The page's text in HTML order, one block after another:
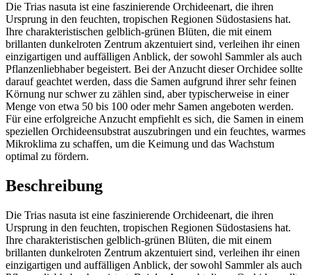
Die Trias nasuta ist eine faszinierende Orchideenart, die ihren
Ursprung in den feuchten, tropischen Regionen Südostasiens hat.
Ihre charakteristischen gelblich-grünen Blüten, die mit einem
brillanten dunkelroten Zentrum akzentuiert sind, verleihen ihr einen
einzigartigen und auffälligen Anblick, der sowohl Sammler als auch
Pflanzenliebhaber begeistert. Bei der Anzucht dieser Orchidee sollte
darauf geachtet werden, dass die Samen aufgrund ihrer sehr feinen
Körnung nur schwer zu zählen sind, aber typischerweise in einer
Menge von etwa 50 bis 100 oder mehr Samen angeboten werden.
Für eine erfolgreiche Anzucht empfiehlt es sich, die Samen in einem
speziellen Orchideensubstrat auszubringen und ein feuchtes, warmes
Mikroklima zu schaffen, um die Keimung und das Wachstum
optimal zu fördern.
Beschreibung
Die Trias nasuta ist eine faszinierende Orchideenart, die ihren
Ursprung in den feuchten, tropischen Regionen Südostasiens hat.
Ihre charakteristischen gelblich-grünen Blüten, die mit einem
brillanten dunkelroten Zentrum akzentuiert sind, verleihen ihr einen
einzigartigen und auffälligen Anblick, der sowohl Sammler als auch